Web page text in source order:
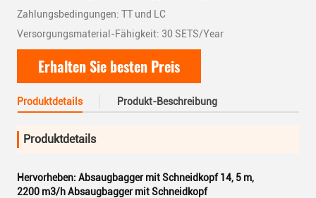
Zahlungsbedingungen: TT und LC
Versorgungsmaterial-Fähigkeit: 30 SETS/Year
Erhalten Sie besten Preis
Produktdetails Produkt-Beschreibung
Produktdetails
Hervorheben: Absaugbagger mit Schneidkopf 14, 5 m,
2200 m3/h Absaugbagger mit Schneidkopf